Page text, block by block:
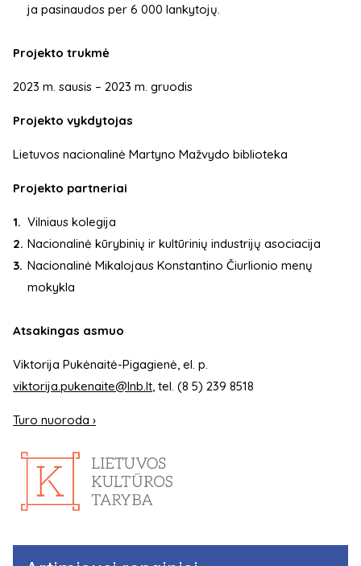
ja pasinaudos per 6 000 lankytojų.
Projekto trukmė
2023 m. sausis – 2023 m. gruodis
Projekto vykdytojas
Lietuvos nacionalinė Martyno Mažvydo biblioteka
Projekto partneriai
Vilniaus kolegija
Nacionalinė kūrybinių ir kultūrinių industrijų asociacija
Nacionalinė Mikalojaus Konstantino Čiurlionio menų
mokykla
Atsakingas asmuo
Viktorija Pukėnaitė-Pigagienė, el. p.
viktorija.pukenaite@lnb.lt , tel. (8 5) 239 8518
Turo nuoroda ›